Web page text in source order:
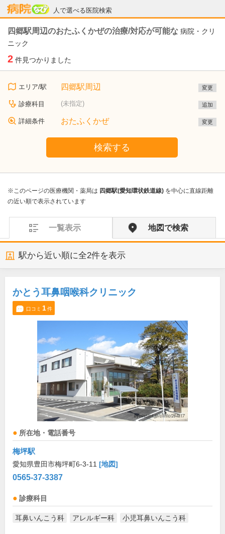
人で選べる医院検索
病院なび
四郷駅周辺のおたふくかぜの治療/対応が可能な 病院・クリ
ニック
2 件見つかりました
エリア/駅 四郷駅周辺 変更
診療科目 (未指定) 追加
詳細条件 おたふくかぜ 変更
検索する
※このページの医療機関・薬局は 四郷駅(愛知環状鉄道線) を中心に直線距離
の近い順で表示されています
一覧表示 地図で検索
駅から近い順に全2件を表示
かとう耳鼻咽喉科クリニック
口コミ 1件
所在地・電話番号
梅坪駅
愛知県豊田市梅坪町6-3-11 [地図]
0565-37-3387
診療科目
耳鼻いんこう科 アレルギー科 小児耳鼻いんこう科